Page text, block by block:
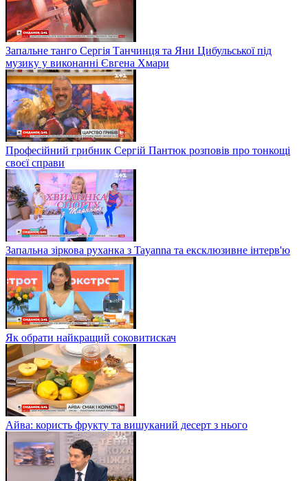
Запальне танго Сергія Танчинця та Яни Цибульської під
музику у виконанні Євгена Хмари
Професійний грибник Сергій Пантюк розповів про тонкощі
своєї справи
Запальна зіркова руханка з Tayanna та ексклюзивне інтерв'ю
Як обрати найкращий соковитискач
Айва: користь фрукту та вишуканий десерт з нього